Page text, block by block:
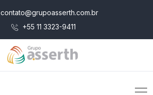
contato@grupoasserth.com.br
+55 11 3323-9411